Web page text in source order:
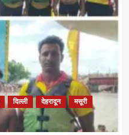
दिल्ली देहरादून
मसूरी